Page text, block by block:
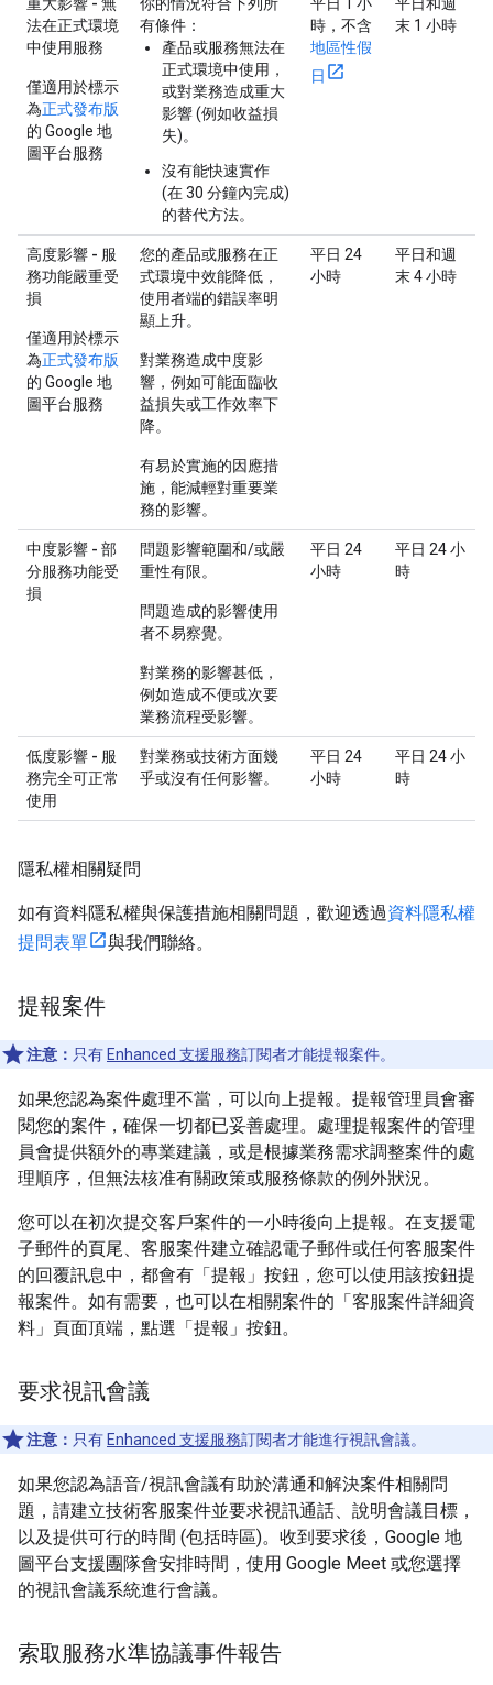
法在正式環境
中使用服務
僅適用於標示
為正式發布版
的 Google 地
圖平台服務
有條件：
產品或服務無法在
正式環境中使用，
或對業務造成重大
影響 (例如收益損
失)。
沒有能快速實作
(在 30 分鐘內完成)
的替代方法。
時，不含
地區性假
日
末 1 小時
高度影響 - 服
務功能嚴重受
損
僅適用於標示
為正式發布版
的 Google 地
圖平台服務
您的產品或服務在正
式環境中效能降低，
使用者端的錯誤率明
顯上升。
對業務造成中度影
響，例如可能面臨收
益損失或工作效率下
降。
有易於實施的因應措
施，能減輕對重要業
務的影響。
平日 24
小時
平日和週
末 4 小時
中度影響 - 部
分服務功能受
損
問題影響範圍和/或嚴
重性有限。
問題造成的影響使用
者不易察覺。
對業務的影響甚低，
例如造成不便或次要
業務流程受影響。
平日 24
小時
平日 24 小
時
低度影響 - 服
務完全可正常
使用
對業務或技術方面幾
乎或沒有任何影響。
平日 24
小時
平日 24 小
時
隱私權相關疑問
如有資料隱私權與保護措施相關問題，歡迎透過資料隱私權
提問表單
與我們聯絡。
提報案件
注意： 只有 Enhanced 支援服務訂閱者才能提報案件。
如果您認為案件處理不當，可以向上提報。提報管理員會審
閱您的案件，確保一切都已妥善處理。處理提報案件的管理
員會提供額外的專業建議，或是根據業務需求調整案件的處
理順序，但無法核准有關政策或服務條款的例外狀況。
您可以在初次提交客戶案件的一小時後向上提報。在支援電
子郵件的頁尾、客服案件建立確認電子郵件或任何客服案件
的回覆訊息中，都會有「提報」按鈕，您可以使用該按鈕提
報案件。如有需要，也可以在相關案件的「客服案件詳細資
料」頁面頂端，點選「提報」按鈕。
要求視訊會議
注意： 只有 Enhanced 支援服務訂閱者才能進行視訊會議。
如果您認為語音/視訊會議有助於溝通和解決案件相關問
題，請建立技術客服案件並要求視訊通話、說明會議目標，
以及提供可行的時間 (包括時區)。收到要求後，Google 地
圖平台支援團隊會安排時間，使用 Google Meet 或您選擇
的視訊會議系統進行會議。
索取服務水準協議事件報告